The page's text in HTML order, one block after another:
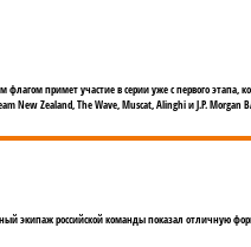
примет участие в серии уже с первого этапа,
New Zealand, The Wave, Muscat, Alinghi и J.P. Morgan
российской команды показал отличную